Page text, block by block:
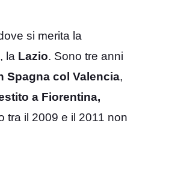
si merita la
la Lazio. Sono tre anni
Spagna col Valencia,
a Fiorentina,
tra il 2009 e il 2011 non